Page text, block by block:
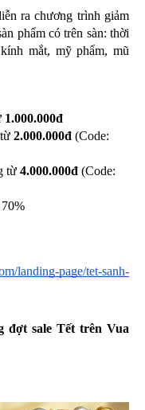
ra chương trình giảm
phẩm có trên sàn: thời
mắt, mỹ phẩm, mũ
1.000.000đ
2.000.000đ (Code:
từ 4.000.000đ
landing-page/tet-sanh-
đợt sale Tết trên Vua